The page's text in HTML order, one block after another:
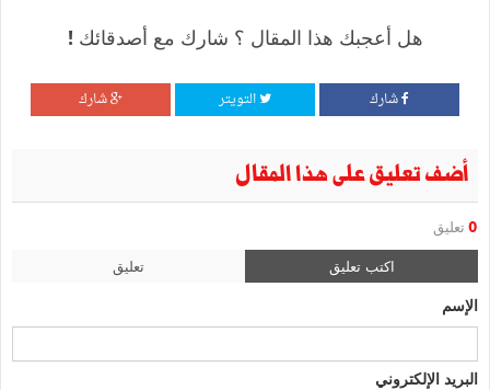
هل أعجبك هذا المقال ؟ شارك مع أصدقائك !
شارك التويتر شارك
أضف تعليق على هذا المقال
0 تعليق
اكتب تعليق تعليق
الإسم
البريد الإلكتروني